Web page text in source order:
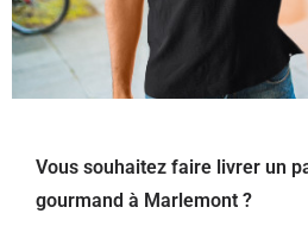
Vous souhaitez faire livrer un
gourmand à Marlemont ?